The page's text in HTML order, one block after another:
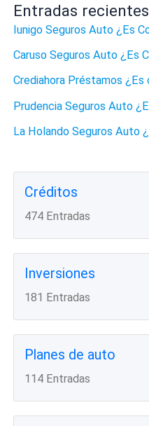
Entradas recientes
Iunigo Seguros Auto ¿Es
Caruso Seguros Auto ¿Es
Crediahora Préstamos ¿Es
Prudencia Seguros Auto
La Holando Seguros Auto
Créditos
474 Entradas
Inversiones
181 Entradas
Planes de auto
114 Entradas